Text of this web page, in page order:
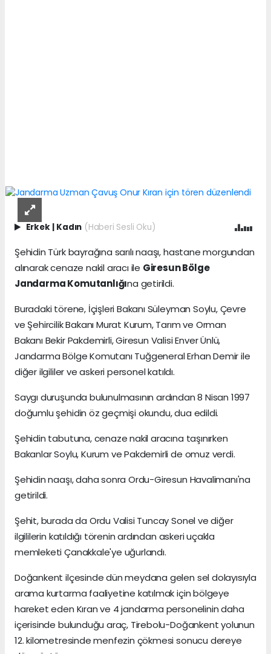
Erkek | Kadın (Haberi Sesli Oku)
Şehidin Türk bayrağına sarılı naaşı, hastane morgundan
alınarak cenaze nakil aracı ile Giresun Bölge
Jandarma Komutanlığına getirildi.
Buradaki törene, İçişleri Bakanı Süleyman Soylu, Çevre
ve Şehircilik Bakanı Murat Kurum, Tarım ve Orman
Bakanı Bekir Pakdemirli, Giresun Valisi Enver Ünlü,
Jandarma Bölge Komutanı Tuğgeneral Erhan Demir ile
diğer ilgililer ve askeri personel katıldı.
Saygı duruşunda bulunulmasının ardından 8 Nisan 1997
doğumlu şehidin öz geçmişi okundu, dua edildi.
Şehidin tabutuna, cenaze nakil aracına taşınırken
Bakanlar Soylu, Kurum ve Pakdemirli de omuz verdi.
Şehidin naaşı, daha sonra Ordu-Giresun Havalimanı'na
getirildi.
Şehit, burada da Ordu Valisi Tuncay Sonel ve diğer
ilgililerin katıldığı törenin ardından askeri uçakla
memleketi Çanakkale'ye uğurlandı.
Doğankent ilçesinde dün meydana gelen sel dolayısıyla
arama kurtarma faaliyetine katılmak için bölgeye
hareket eden Kıran ve 4 jandarma personelinin daha
içerisinde bulunduğu araç, Tirebolu-Doğankent yolunun
12. kilometresinde menfezin çökmesi sonucu dereye